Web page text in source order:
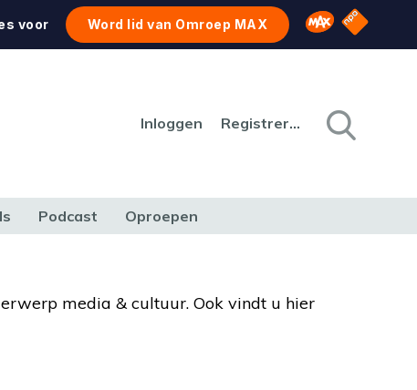
voor Word lid van Omroep MAX Omroep MAX
NPO
Inloggen Registreren
Podcast Oproepen
media & cultuur. Ook vindt u hier